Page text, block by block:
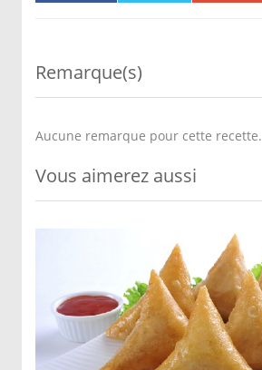
Remarque(s)
Aucune remarque pour cette recette.
Vous aimerez aussi